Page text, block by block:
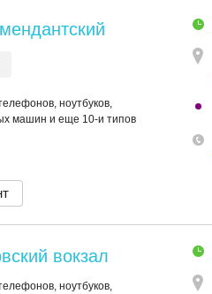
ноутбуков,
машин и еще 10-и типов
вокзал
ноутбуков,